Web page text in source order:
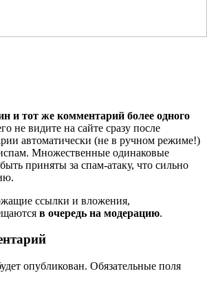
и тот же комментарий более одного
не видите на сайте сразу после
автоматически (не в ручном режиме!)
Множественные одинаковые
приняты за спам-атаку, что сильно
ссылки и вложения,
в очередь на модерацию.
опубликован. Обязательные поля